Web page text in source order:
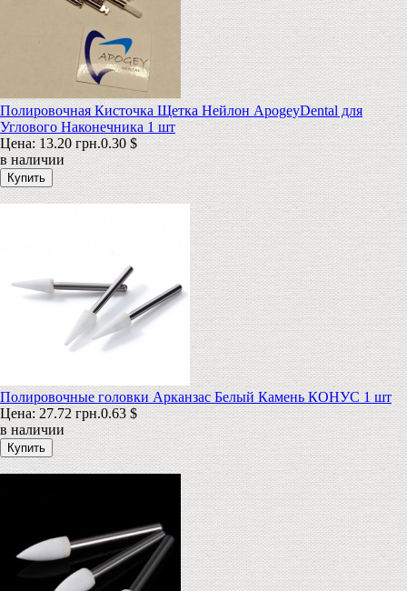
Полировочная Кисточка Щетка Нейлон ApogeyDental для
Углового Наконечника 1 шт
Цена: 13.20 грн.0.30 $
в наличии
Полировочные головки Арканзас Белый Камень КОНУС 1 шт
Цена:27.72 грн.0.63 $
в наличии